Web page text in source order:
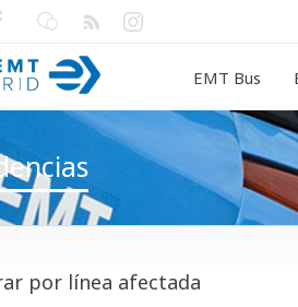
EMT Bus
por línea afectada